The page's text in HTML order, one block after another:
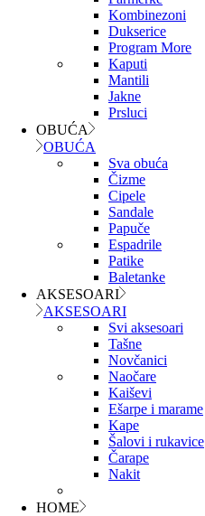
Kombinezoni
Dukserice
Program More
Kaputi
Mantili
Jakne
Prsluci
OBUĆA
OBUĆA
Sva obuća
Čizme
Cipele
Sandale
Papuče
Espadrile
Patike
Baletanke
AKSESOARI
AKSESOARI
Svi aksesoari
Tašne
Novčanici
Naočare
Kaiševi
Ešarpe i marame
Kape
Šalovi i rukavice
Čarape
Nakit
HOME